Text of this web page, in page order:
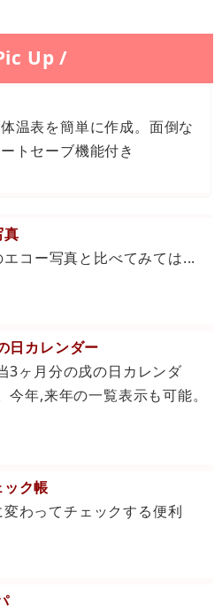
Up /
温表を簡単に作成。面倒な
トセーブ機能付き
真
エコー写真と比べてみては...
日カレンダー
3ヶ月分の戌の日カレンダ
今年,来年の一覧表示も可能。
ク帳
変わってチェックする便利